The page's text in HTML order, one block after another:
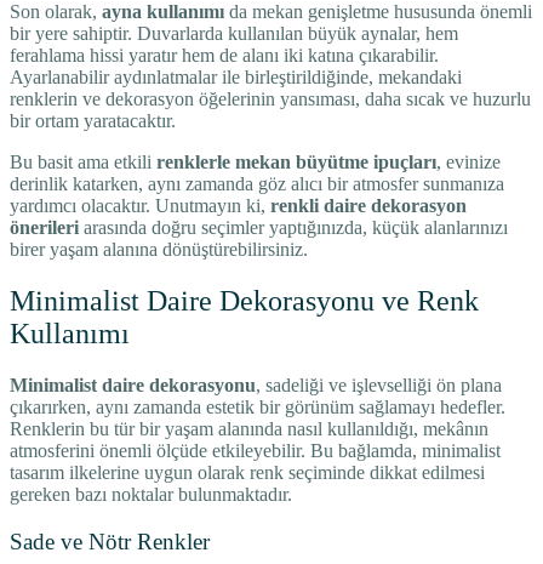
Son olarak, ayna kullanımı da mekan genişletme hususunda önemli
bir yere sahiptir. Duvarlarda kullanılan büyük aynalar, hem
ferahlama hissi yaratır hem de alanı iki katına çıkarabilir.
Ayarlanabilir aydınlatmalar ile birleştirildiğinde, mekandaki
renklerin ve dekorasyon öğelerinin yansıması, daha sıcak ve huzurlu
bir ortam yaratacaktır.
Bu basit ama etkili renklerle mekan büyütme ipuçları, evinize
derinlik katarken, aynı zamanda göz alıcı bir atmosfer sunmanıza
yardımcı olacaktır. Unutmayın ki, renkli daire dekorasyon
önerileri arasında doğru seçimler yaptığınızda, küçük alanlarınızı
birer yaşam alanına dönüştürebilirsiniz.
Minimalist Daire Dekorasyonu ve Renk
Kullanımı
Minimalist daire dekorasyonu, sadeliği ve işlevselliği ön plana
çıkarırken, aynı zamanda estetik bir görünüm sağlamayı hedefler.
Renklerin bu tür bir yaşam alanında nasıl kullanıldığı, mekânın
atmosferini önemli ölçüde etkileyebilir. Bu bağlamda, minimalist
tasarım ilkelerine uygun olarak renk seçiminde dikkat edilmesi
gereken bazı noktalar bulunmaktadır.
Sade ve Nötr Renkler